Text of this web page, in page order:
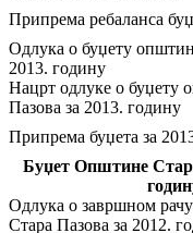
Припрема ребаланса
Одлука о буџету
2013. годину
Нацрт одлуке о буџету
Пазова за 2013. годину
Припрема буџета за
Буџет Општине
Одлука о завршном
Стара Пазова за 2012.